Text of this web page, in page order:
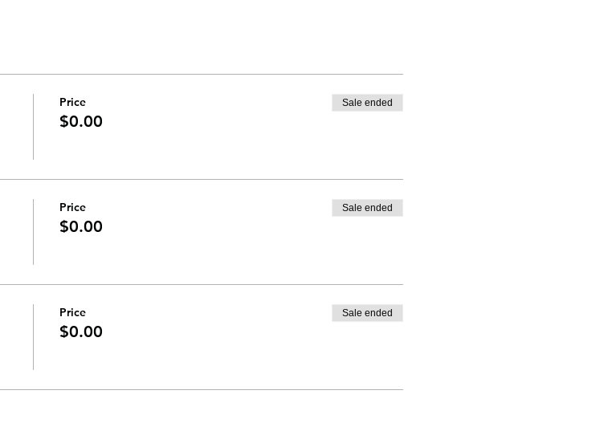
Price
$0.00
Sale ended
Price
$0.00
Sale ended
Price
$0.00
Sale ended